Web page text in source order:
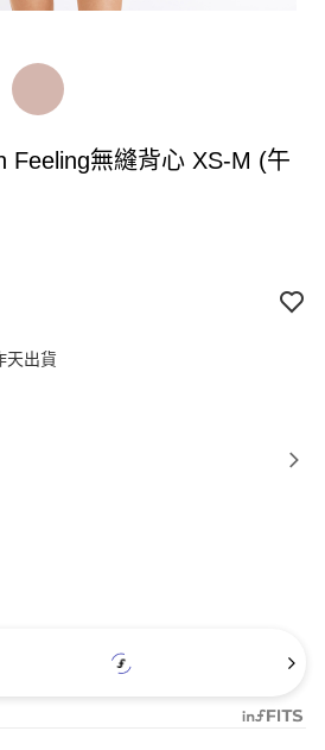
Feeling無縫背心 XS-M (午
天出貨